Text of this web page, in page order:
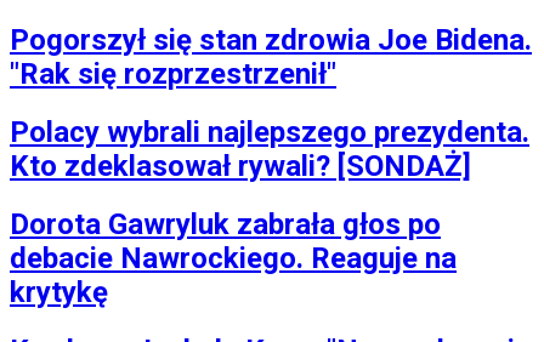
Pogorszył się stan zdrowia Joe Bidena.
"Rak się rozprzestrzenił"
Polacy wybrali najlepszego prezydenta.
Kto zdeklasował rywali? [SONDAŻ]
Dorota Gawryluk zabrała głos po
debacie Nawrockiego. Reaguje na
krytykę